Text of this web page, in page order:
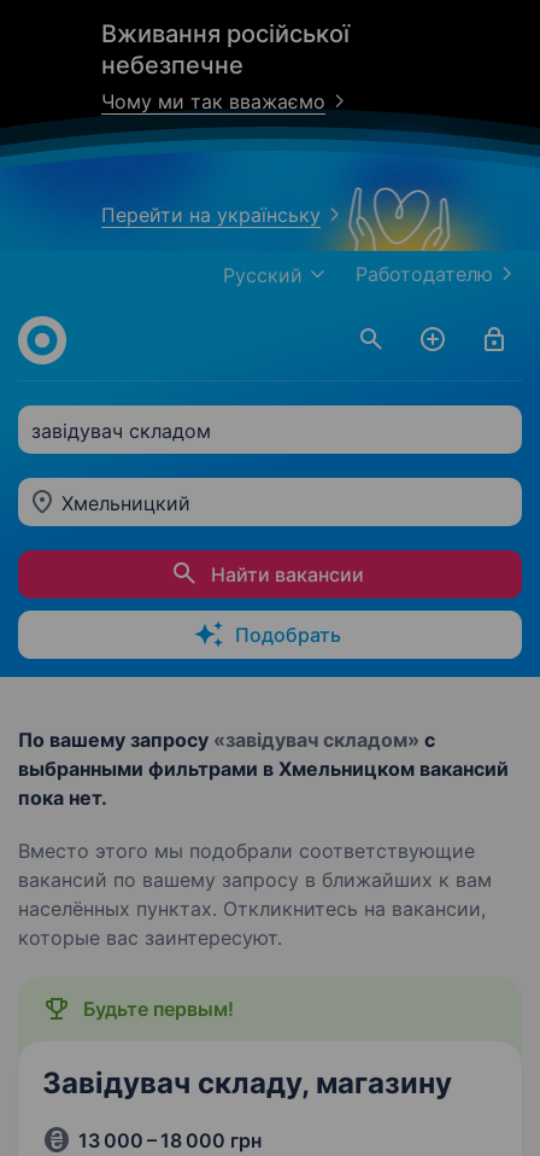
Вживання російської
небезпечне
Чому ми так вважаємо
Перейти на українську
Работодателю
Русский
завідувач складом
Хмельницкий
Найти вакансии
Подобрать
По вашему запросу «завідувач складом» с
выбранными фильтрами в Хмельницком вакансий
пока нет.
Вместо этого мы подобрали соответствующие
вакансий по вашему запросу в ближайших к вам
населённых пунктах. Откликнитесь на вакансии,
которые вас заинтересуют.
Будьте первым!
Завідувач складу, магазину
13 000 – 18 000 грн